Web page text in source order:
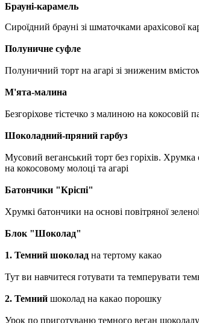
Брауні-карамель
Сироїдний брауні зі шматочками арахісової
Полуничне суфле
Полуничний торт на агарі зі зниженим
М'ята-малина
Безгоріхове тістечко з малиною на кокосовій
Шоколадний-пряний гарбуз
Мусовий веганський торт без горіхів.
на кокосовому молоці та агарі
Батончики "Кріспі"
Хрумкі батончики на основі повітряної
Блок "Шоколад"
1. Темний шоколад на тертому какао
Тут ви навчитеся готувати та темперувати
2. Темний шоколад на какао порошку
Урок по приготуваню темного веган